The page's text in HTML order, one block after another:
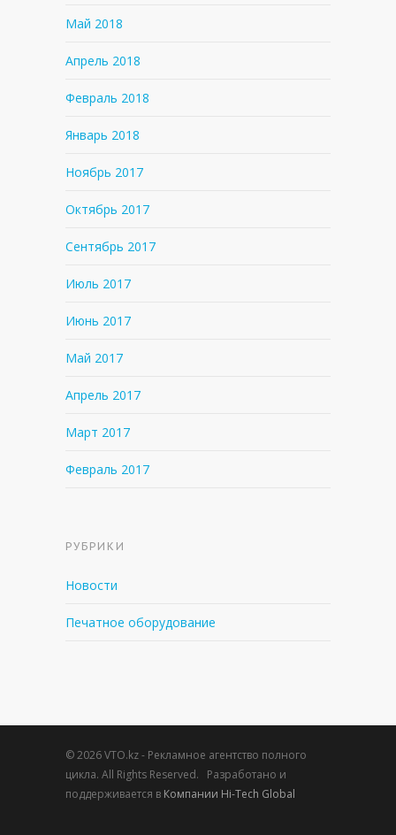
Май 2018
Апрель 2018
Февраль 2018
Январь 2018
Ноябрь 2017
Октябрь 2017
Сентябрь 2017
Июль 2017
Июнь 2017
Май 2017
Апрель 2017
Март 2017
Февраль 2017
РУБРИКИ
Новости
Печатное оборудование
© 2026 VTO.kz - Рекламное агентство полного
цикла. All Rights Reserved. Разработано и
поддерживается в Компании Hi-Tech Global